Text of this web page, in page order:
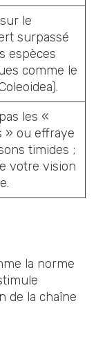
le
surpassé
espèces
comme le
les «
» ou effraye
timides ;
votre vision
la norme
de la chaîne